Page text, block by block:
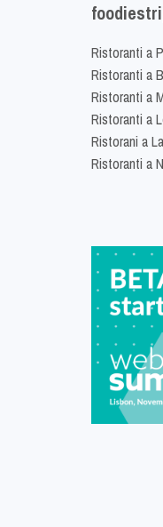
Ristoranti a
Ristoranti a
Ristoranti a
Ristoranti a
Ristorani a
Ristoranti a